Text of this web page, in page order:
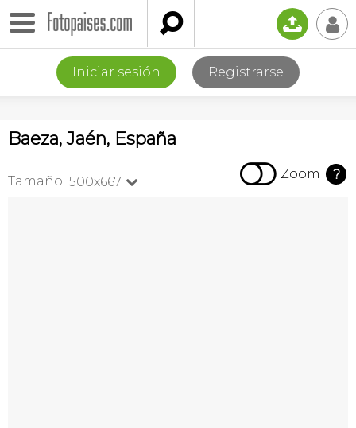
 📤 👤
Iniciar sesión Registrarse
Baeza, Jaén, España
Tamaño: 500x667   Zoom ?